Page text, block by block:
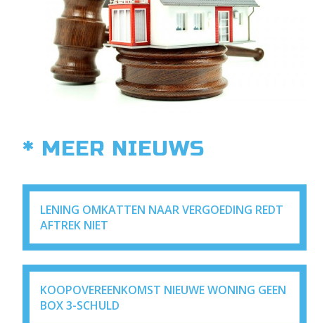
* MEER NIEUWS
LENING OMKATTEN NAAR VERGOEDING REDT
AFTREK NIET
KOOPOVEREENKOMST NIEUWE WONING GEEN
BOX 3-SCHULD